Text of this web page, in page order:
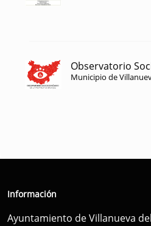
Observatorio
Municipio de
Información
Ayuntamiento de Villanueva